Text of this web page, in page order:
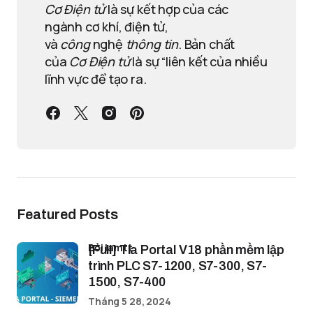
Cơ Điện tửlà sự kết hợp của các
ngành cơ khí, điện tử,
và côngnghệ thông tin. Bản chất
của Cơ Điện tửlà sự “liên kết của nhiều
lĩnh vực để tạo ra.
Featured Posts
[Full] Tia Portal V18 phần mềm lập
trình PLC S7-1200, S7-300, S7-
1500, S7-400
bởi lamtt
Tháng 5 28, 2024